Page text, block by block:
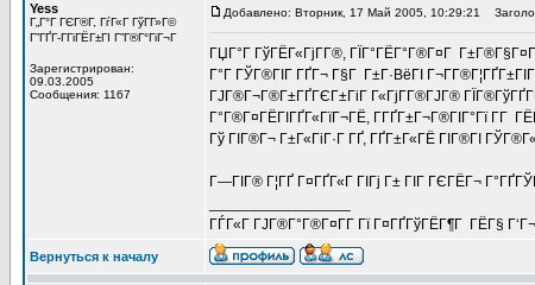
Yess
Г„Г°Г ГЄГ®Г­, ГѓГ«Г ГўГ­Г»Г©
Г”ГҐГ­-ГГіГЁГ±ГІ Г”Г®Г°ГіГ¬Г
Зарегистрирован:
09.03.2005
Сообщения: 1167
Добавлено: Вторник, 17 Май 2005, 10:29:21
ГЏГ°Г ГўГЁГ«ГјГ­Г®, ГЇГ°ГЁГ°Г®Г¤Г
Г°Г ГЎГ®ГІГ ГҐГ¬ Г§Г Г±Г·ВёГІ
ГЈГ®Г¬Г®Г±ГҐГЄГ±ГіГ Г«ГјГ­Г®ГЈГ®
Г°Г®Г¤ГЁГІГҐГ«ГїГ¬ГЁ, Г­ГҐГ±Г¬Г®ГІГ°Гї Г­Г
Гў ГІГ®Г¬ Г±Г«ГіГ·Г ГҐ, ГҐГ±Г«ГЁ ГІГ®ГІ
Г—ГІГ® Г¦ГҐ Г¤ГҐГ«Г ГІГј Г± ГІГ ГЄГЁГ¬
ГЃГ«Г ГЈГ®Г°Г®Г¤Г­Г Гї Г¤ГҐГўГЁГ¶Г ГЁГ§
Вернуться к началу